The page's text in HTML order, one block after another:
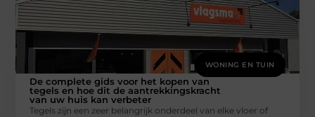
WONING EN TUIN
De complete gids voor het kopen van
tegels en hoe dit de aantrekkingskracht
van uw huis kan verbeter
Tegels zijn een zeer belangrijk onderdeel van elke vloer of